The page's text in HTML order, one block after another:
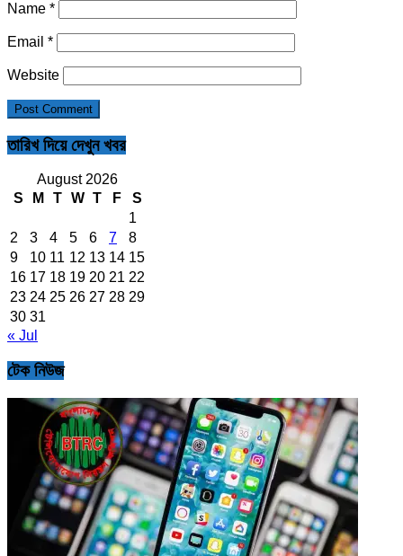
Name *
Email *
Website
তারিখ দিয়ে দেখুন খবর
August 2026
S
M T W T F
S
1
2
3 4 5 6 7
8
9
10 11 12 13 14 15
16 17 18 19 20 21 22
23 24 25 26 27 28 29
30 31
« Jul
টেক নিউজ